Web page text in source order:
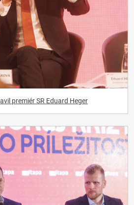
premiér SR Eduard Heger